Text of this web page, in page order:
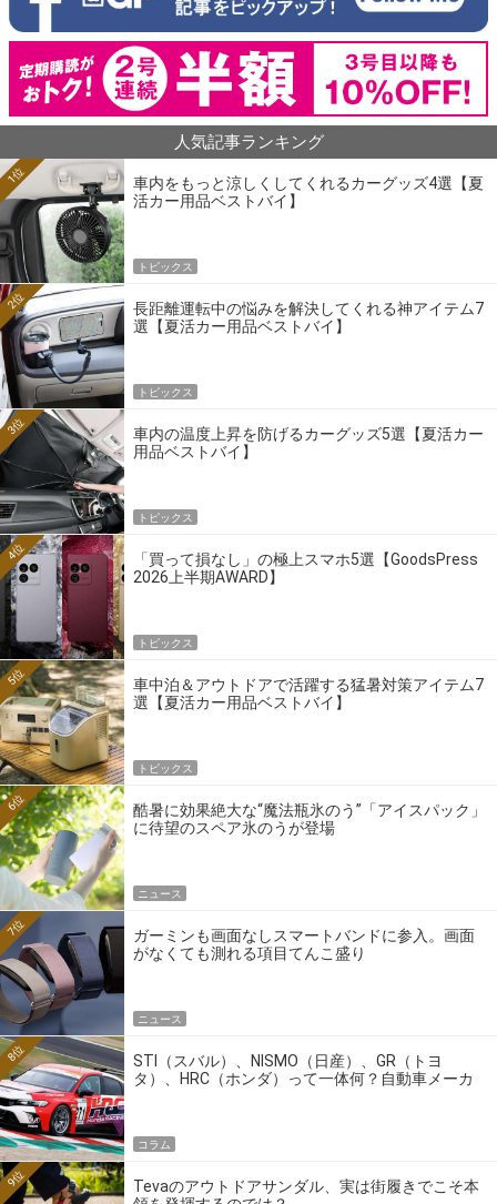
人気記事ランキング
車内をもっと涼しくしてくれるカーグッズ4選【夏
活カー用品ベストバイ】
1位
トピックス
長距離運転中の悩みを解決してくれる神アイテム7
選【夏活カー用品ベストバイ】
2位
トピックス
車内の温度上昇を防げるカーグッズ5選【夏活カー
用品ベストバイ】
3位
トピックス
「買って損なし」の極上スマホ5選【GoodsPress
2026上半期AWARD】
4位
トピックス
車中泊＆アウトドアで活躍する猛暑対策アイテム7
選【夏活カー用品ベストバイ】
5位
トピックス
酷暑に効果絶大な“魔法瓶氷のう”「アイスパック」
に待望のスペア氷のうが登場
6位
ニュース
ガーミンも画面なしスマートバンドに参入。画面
がなくても測れる項目てんこ盛り
7位
ニュース
STI（スバル）、NISMO（日産）、GR（トヨ
タ）、HRC（ホンダ）って一体何？自動車メーカ
8位
コラム
Tevaのアウトドアサンダル、実は街履きでこそ本
9位